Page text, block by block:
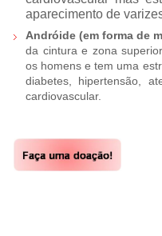
aparecimento de
Andróide (em forma de
da cintura e zona
os homens e tem uma
diabetes, hipertensão,
cardiovascular.